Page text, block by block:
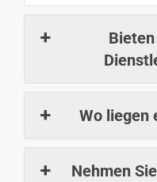
Wo liegen
Nehmen